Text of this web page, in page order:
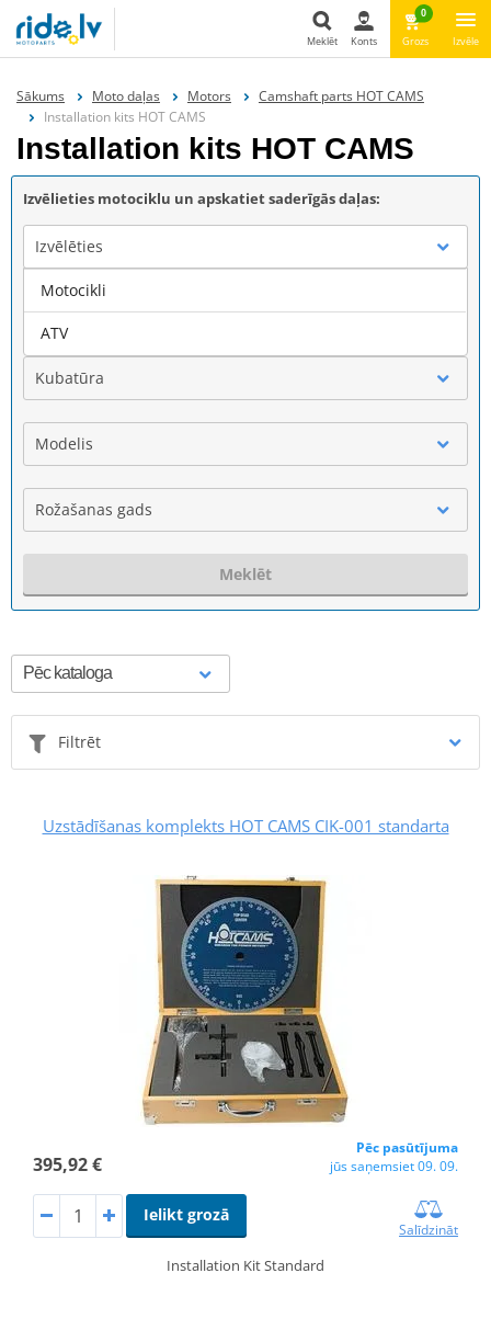
Meklēt
Meklēt Konts
0
Grozs Izvēle
Sākums Moto daļas Motors
Camshaft parts HOT CAMS
Installation kits HOT CAMS
Installation kits HOT CAMS
Izvēlieties motociklu un apskatiet saderīgās daļas:
Izvēlēties
Marka
Kubatūra
Modelis
Rožašanas gads
Meklēt
Filtrēt
Uzstādīšanas komplekts HOT CAMS CIK-001 standarta
395,92 €
Pēc pasūtījuma
jūs saņemsiet 09. 09.
Ielikt grozā
Salīdzināt
Installation Kit Standard
Motocikli
ATV